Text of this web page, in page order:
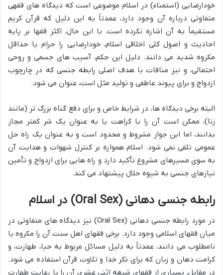
خودارضایی (استمناء) در اسلام موضوعی است که دیدگاه های فقهی
متفاوتی درباره آن وجود دارد، عمدتاً به این دلیل که قرآن کریم
مستقیماً به آن اشاره نکرده است. با این حال، اکثر فقها بر پایه
احادیث و اصول کلی اخلاقی اسلام، خودارضایی را حرام یا حداقل
مکروه شدید می دانند. دلیل این حکم، آسیب های جسمی و روحی
احتمالی، و نیز منافات با هدف اصلی رابطه جنسی که در چارچوب
ازدواج و برای پیوند عاطفی و تولید مثل است، عنوان می شود.
البته برخی دیدگاه ها، در شرایط خاص و برای دفع گناه بزرگ تر (مانند
زنا)، ممکن است آن را با کراهت یا به عنوان یک شر کمتر مجاز
بدانند، اما این جواز مشروط و محدود است و به عنوان یک راه حل
عمومی تلقی نمی شود. اسلام همواره بر کنترل شهوات و هدایت آن
به سوی مسیرهای مشروع تأکید دارد و راه هایی برای ازدواج و تأمین
نیازهای جنسی به شیوه حلال پیشنهاد می کند.
رابطه جنسی دهانی (Oral Sex) در اسلام
در مورد رابطه جنسی دهانی (Oral Sex) نیز دیدگاه های متفاوتی در
میان فقهای اسلامی وجود دارد. برخی فقهای اهل سنت آن را مکروه یا
نامطلوب می دانند، عمدتاً به دلیل مسائل مربوط به حیا، طهارت، و
کرامت دهان و زبان که برای ذکر خدا و تلاوت قرآن استفاده می شود.
در مقابل، بسیاری از فقهای شیعه اثنی عشری آن را با رعایت طهارت